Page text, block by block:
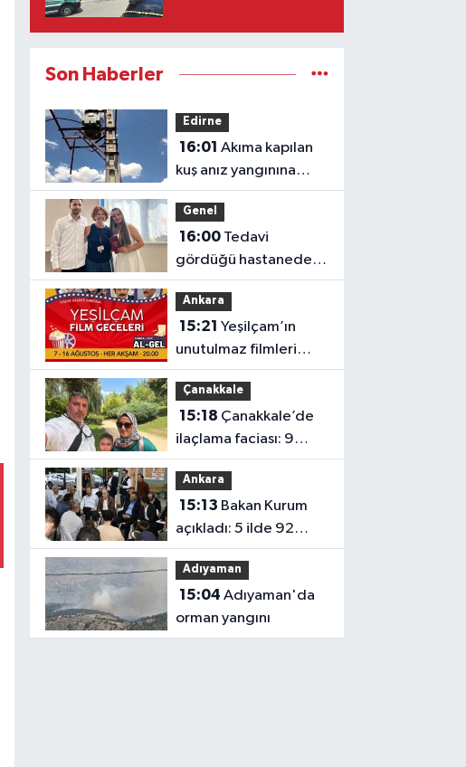
Son Haberler
Edirne
16:01 Akıma kapılan
kuş anız yangınına
neden oldu
Genel
16:00
gördüğü hastanede
mutluluğa gitti
Ankara
15:21 Yeşilçam’ın
unutulmaz filmleri
Ankara’da açık havada
gösterilecek
Çanakkale
15:18
ilaçlama faciası: 9
yaşındaki Yusuf
hayatını kaybetti
Ankara
15:13
açıkladı: 5 ilde 92
bağımsız bölüm
yangınlarda ağır hasar
gördü
Adıyaman
15:04 Adıyaman'da
orman yangını